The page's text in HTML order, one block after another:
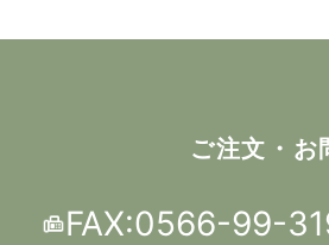
ご注文・お
FAX:0566-99-